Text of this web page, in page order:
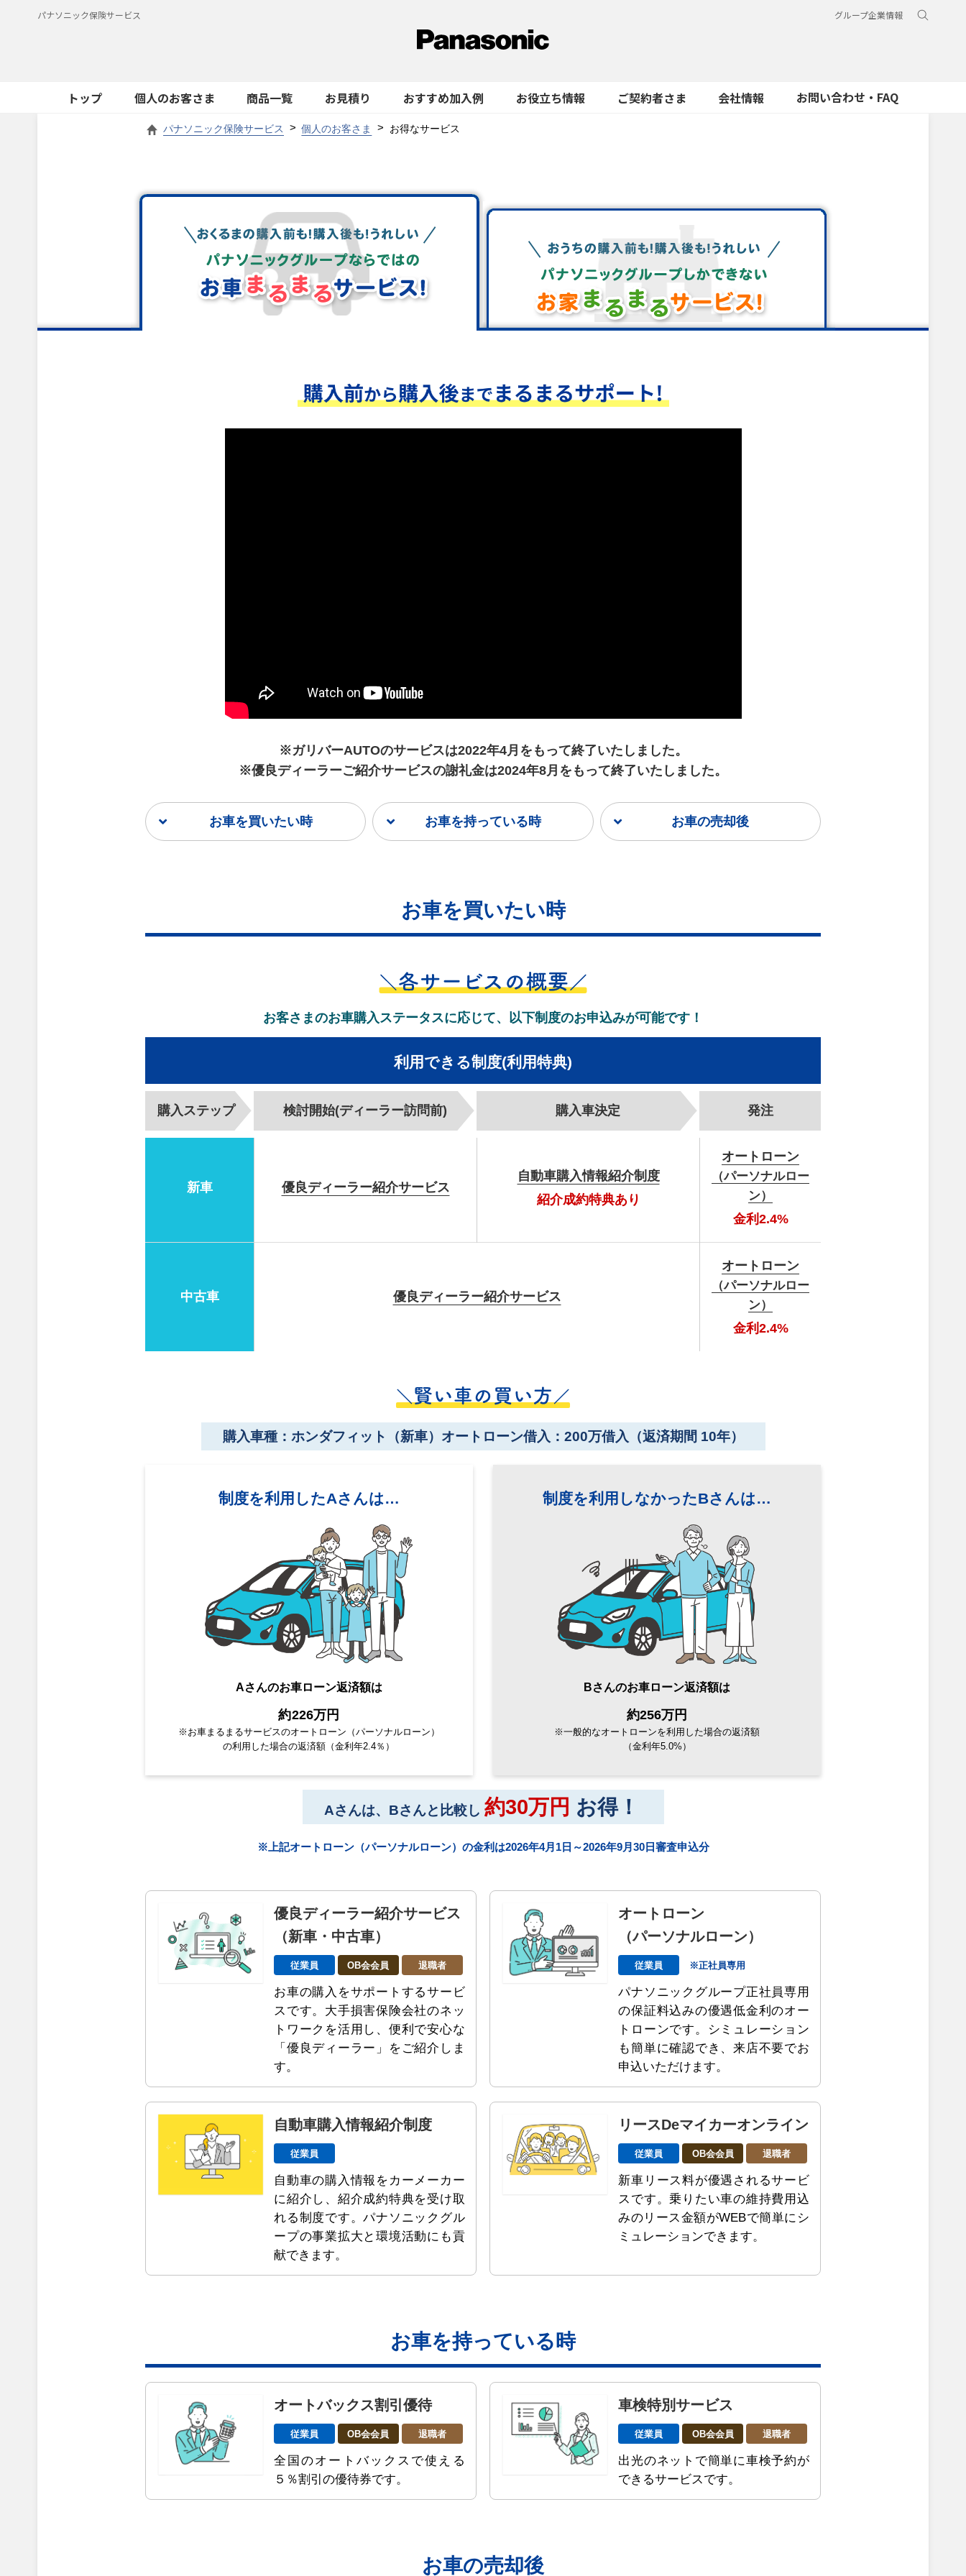
パナソニック保険サービス グループ企業情報
トップ 個人のお客さま 商品一覧 お見積り おすすめ加入例 お役立ち情報 ご契約者さま 会社情報 お問い合わせ・FAQ
パナソニック保険サービス 個人のお客さま お得なサービス
※ガリバーAUTOのサービスは2022年4月をもって終了いたしました。
※優良ディーラーご紹介サービスの謝礼金は2024年8月をもって終了いたしました。
お車を買いたい時 お車を持っている時 お車の売却後
お車を買いたい時
お客さまのお車購入ステータスに応じて、以下制度のお申込みが可能です！
利用できる制度(利用特典)
購入ステップ 検討開始(ディーラー訪問前) 購入車決定 発注
新車 優良ディーラー紹介サービス
自動車購入情報紹介制度
紹介成約特典あり
オート ローン
（パーソナルロー
ン）
金利2.4%
中古車 優良ディーラー紹介サービス
オート ローン
（パーソナルロー
ン）
金利2.4%
購入車種：ホンダフィット（新車） オートローン借入：200万借入 （返済期間 10年）
制度を利用したAさんは…
Aさんのお車ローン返済額は
約226万円
※お車まるまるサービスのオートローン（パーソナルローン）
の利用した場合の返済額（金利年2.4％）
制度を利用しなかったBさんは…
Bさんのお車ローン返済額は
約256万円
※一般的なオートローンを利用した場合の返済額
（金利年5.0%）
Aさんは、Bさんと比較し 約30万円 お得！
※上記オートローン（パーソナルローン）の金利は2026年4月1日～2026年9月30日審査申込分
優良ディーラー紹介サービス
（新車・中古車）
従業員 OB会会員 退職者
お車の購入をサポートするサービ
スです。大手損害保険会社のネッ
トワークを活用し、便利で安心な
「優良ディーラー」をご紹介しま
す。
オートローン
（パーソナルローン）
従業員 ※正社員専用
パナソニックグループ正社員専用
の保証料込みの優遇低金利のオー
トローンです。シミュレーション
も簡単に確認でき、来店不要でお
申込いただけます。
自動車購入情報紹介制度
従業員
自動車の購入情報をカーメーカー
に紹介し、紹介成約特典を受け取
れる制度です。パナソニックグル
ープの事業拡大と環境活動にも貢
献できます。
リースDeマイカーオンライン
従業員 OB会会員 退職者
新車リース料が優遇されるサービ
スです。乗りたい車の維持費用込
みのリース金額がWEBで簡単にシ
ミュレーションできます。
お車を持っている時
オートバックス割引優待
従業員 OB会会員 退職者
全国のオートバックスで使える
５％割引の優待券です。
車検特別サービス
従業員 OB会会員 退職者
出光のネットで簡単に車検予約が
できるサービスです。
お車の売却後